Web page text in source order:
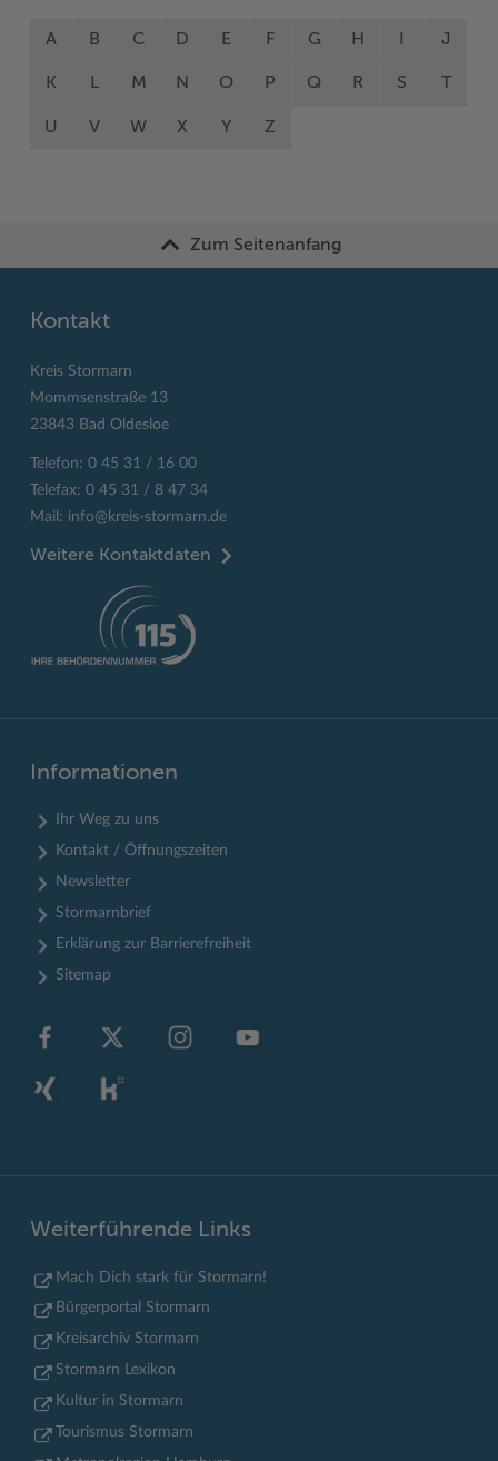
A B C D E F G H J
K L M N O P Q R S
U V W X Y Z
Zum Seitenanfang
Kontakt
Kreis Stormarn
Mommsenstraße 13
23843 Bad Oldesloe
Telefon: 0 45 31 / 16 00
Telefax: 0 45 31 / 8 47 34
Mail: info@kreis-stormarn.de
Weitere Kontaktdaten
Informationen
Ihr Weg zu uns
Kontakt / Öffnungszeiten
Newsletter
Stormarnbrief
Erklärung zur Barrierefreiheit
Sitemap
Weiterführende Links
Mach Dich stark für Stormarn!
Bürgerportal Stormarn
Kreisarchiv Stormarn
Stormarn Lexikon
Kultur in Stormarn
Tourismus Stormarn